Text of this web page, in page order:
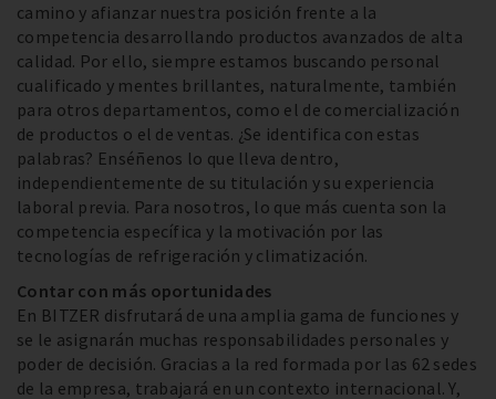
camino y afianzar nuestra posición frente a la
competencia desarrollando productos avanzados de alta
calidad. Por ello, siempre estamos buscando personal
cualificado y mentes brillantes, naturalmente, también
para otros departamentos, como el de comercialización
de productos o el de ventas. ¿Se identifica con estas
palabras? Enséñenos lo que lleva dentro,
independientemente de su titulación y su experiencia
laboral previa. Para nosotros, lo que más cuenta son la
competencia específica y la motivación por las
tecnologías de refrigeración y climatización.
Contar con más oportunidades
En BITZER disfrutará de una amplia gama de funciones y
se le asignarán muchas responsabilidades personales y
poder de decisión. Gracias a la red formada por las 62 sedes
de la empresa, trabajará en un contexto internacional. Y,